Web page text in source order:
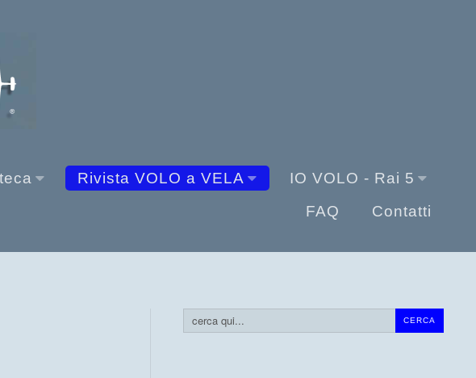
Rivista VOLO a VELA
IO VOLO - Rai 5
FAQ
Contatti
CERCA
Cerca...